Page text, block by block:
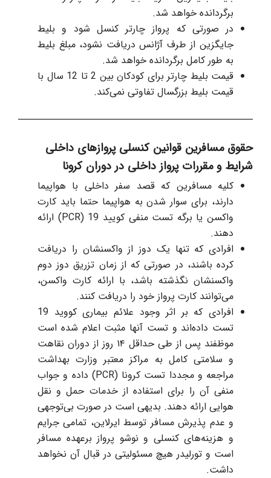
برگردانده خواهد شد.
در صورتی که پرواز چارتر کنسل شود و بلیط
جایگزین از طرف آژانس دریافت نشود، مبلغ بلیط
به طور کامل برگردانده خواهد شد.
قیمت بلیط چارتر برای کودکان بین 2 تا 12 سال با
قیمت بلیط بزرگسال تفاوتی نمی‌کند.
حقوق مسافرین قوانین کنسلی پروازهای داخلی
شرایط و مقررات پرواز داخلی در دوران کرونا
کلیه مسافرین که قصد سفر داخلی با هواپیما
دارند، برای سوار شدن به هواپیما حتما باید کارت
واکسن یا برگه تست منفی کویید 19 (PCR) ارائه
دهند.
افرادی که تنها یک دوز از واکسنشان را دریافت
کرده باشند، در صورتی که از زمان تزریق دوز دوم
واکسنشان نگذشته باشد، با ارائه کارت واکسن،
می‌توانند کارت پرواز خود را دریافت کنند.
افرادی که بر اثر وجود علائم بیماری کووید 19
تست داده‌اند و تست آنها مثبت اعلام شده است
موظفند پس از طی حداقل ۱۴ روز از دوران نقاهت
و سلامتی کامل به مراکز معتبر وزارت بهداشت
مراجعه و مجددا تست کرونا (PCR) داده و جواب
منفی آن را برای استفاده از خدمات حمل و نقل
هوایی ارائه دهند. بدیهی است در صورت بی‌توجهی
و عدم پذیرش مسافر توسط ایرلاین، تمامی جرایم
و هزینه‌های کنسلی و نوشو پرواز برعهده مسافر
است و تورلیدر هیچ مسئولیتی در قبال آن نخواهد
داشت.